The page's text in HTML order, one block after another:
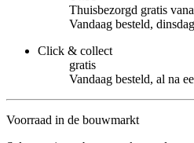
Thuisbezorgd gratis
Vandaag besteld,
Click & collect
gratis
Vandaag besteld, al na
Voorraad in de bouwmarkt